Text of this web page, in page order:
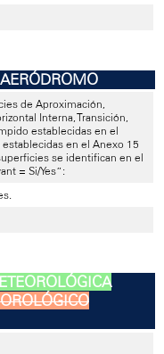
de Aproximación,
Interna, Transición,
establecidas en el
establecidas en el Anexo 15
se identifican en el
= Si/Yes”: